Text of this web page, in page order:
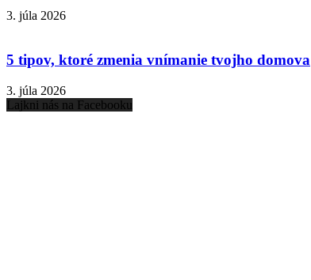
3. júla 2026
5 tipov, ktoré zmenia vnímanie tvojho domova
3. júla 2026
Lajkni nás na Facebooku